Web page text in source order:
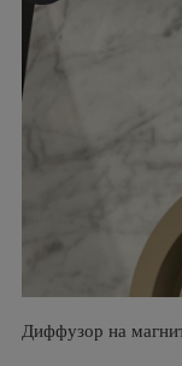
Диффузор на